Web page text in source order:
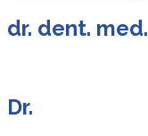
dr. dent. med.
Dr.